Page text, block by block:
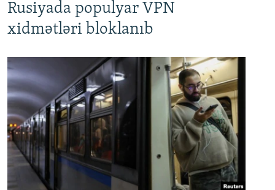
Rusiyada populyar VPN
xidmətləri bloklanıb